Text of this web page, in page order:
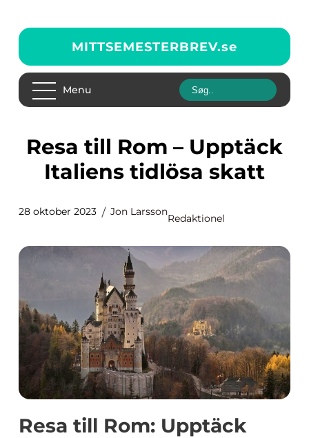
MITTSEMESTERBREV.se
Menu
Resa till Rom – Upptäck
Italiens tidlösa skatt
28 oktober 2023 Jon Larsson
Redaktionel
Resa till Rom: Upptäck